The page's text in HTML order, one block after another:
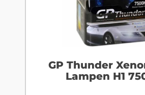
GP Thunder
Lampen H1